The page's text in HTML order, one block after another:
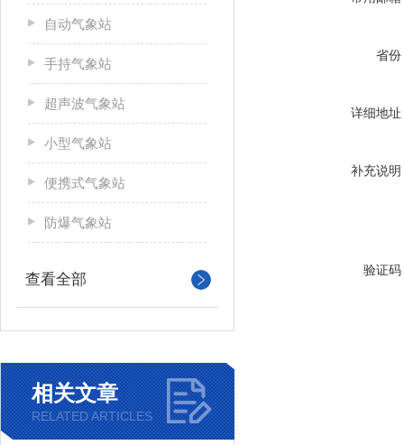
自动气象站
手持气象站
超声波气象站
小型气象站
便携式气象站
防爆气象站
查看全部
相关文章
RELATED ARTICLES
省份
详细地址
补充说明
验证码